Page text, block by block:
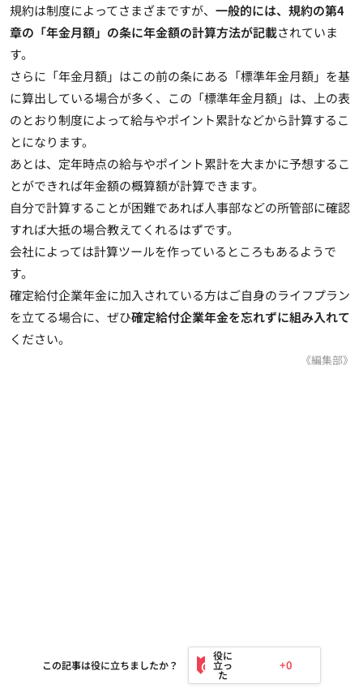
規約は制度によってさまざまですが、 一般的には、規約の第4
章の「年金月額」の条に年金額の計算方法が記載されていま
す。
さらに「年金月額」はこの前の条にある「標準年金月額」を基
に算出している場合が多く、この「標準年金月額」は、上の表
のとおり制度によって給与やポイント累計などから計算するこ
とになります。
あとは、 定年時点の給与やポイント累計を大まかに予想するこ
とができれば年金額の概算額が計算できます。
自分で計算することが困難であれば人事部などの所管部に確認
すれば大抵の場合教えてくれるはずです。
会社によっては計算ツールを作っているところもあるようで
す。
確定給付企業年金に加入されている方はご自身のライフプラン
を立てる場合に、ぜひ確定給付企業年金を忘れずに組み入れて
ください。
《編集部》
この記事は役に立ちましたか？ +0